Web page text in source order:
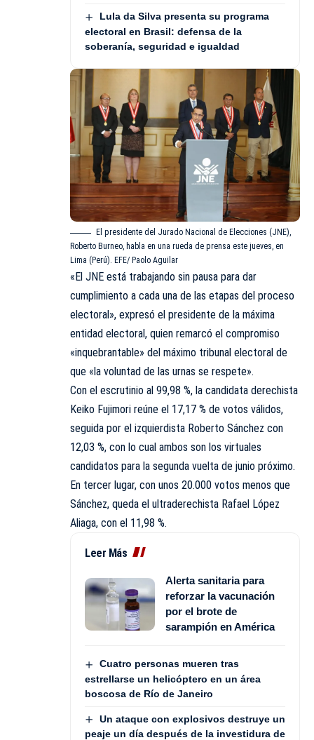
Lula da Silva presenta su programa
electoral en Brasil: defensa de la
soberanía, seguridad e igualdad
El presidente del Jurado Nacional de Elecciones (JNE),
Roberto Burneo, habla en una rueda de prensa este jueves, en
Lima (Perú). EFE/ Paolo Aguilar
«El JNE está trabajando sin pausa para dar
cumplimiento a cada una de las etapas del proceso
electoral», expresó el presidente de la máxima
entidad electoral, quien remarcó el compromiso
«inquebrantable» del máximo tribunal electoral de
que «la voluntad de las urnas se respete».
Con el escrutinio al 99,98 %, la candidata derechista
Keiko Fujimori reúne el 17,17 % de votos válidos,
seguida por el izquierdista Roberto Sánchez con
12,03 %, con lo cual ambos son los virtuales
candidatos para la segunda vuelta de junio próximo.
En tercer lugar, con unos 20.000 votos menos que
Sánchez, queda el ultraderechista Rafael López
Aliaga, con el 11,98 %.
Leer Más
Alerta sanitaria para
reforzar la vacunación
por el brote de
sarampión en América
Cuatro personas mueren tras
estrellarse un helicóptero en un área
boscosa de Río de Janeiro
Un ataque con explosivos destruye un
peaje un día después de la investidura de